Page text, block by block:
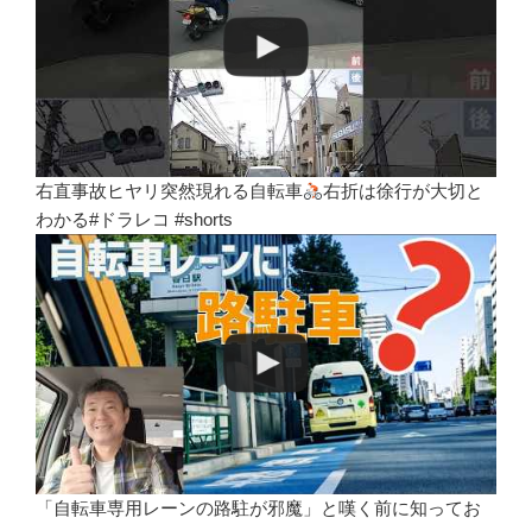
右直事故ヒヤリ突然現れる自転車
右折は徐行が大切と
わかる#ドラレコ #shorts
「自転車専用レーンの路駐が邪魔」と嘆く前に知ってお